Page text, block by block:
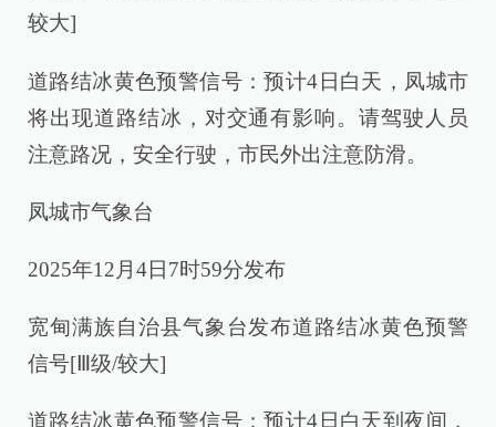
较大]
道路结冰黄色预警信号：预计4日白天，凤城市
将出现道路结冰，对交通有影响。请驾驶人员
注意路况，安全行驶，市民外出注意防滑。
凤城市气象台
2025年12月4日7时59分发布
宽甸满族自治县气象台发布道路结冰黄色预警
信号[Ⅲ级/较大]
道路结冰黄色预警信号：预计4日白天到夜间，